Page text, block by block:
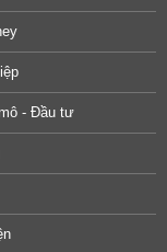
- Đầu tư